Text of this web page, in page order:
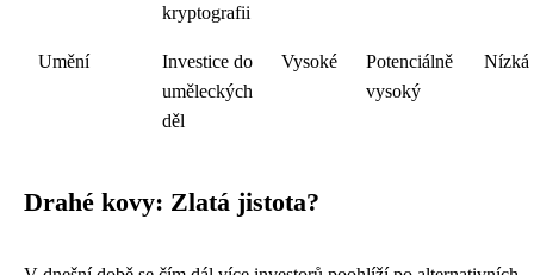
kryptografii
Umění
Investice do
uměleckých
děl
Vysoké
Potenciálně
vysoký
Nízká
Drahé kovy: Zlatá jistota?